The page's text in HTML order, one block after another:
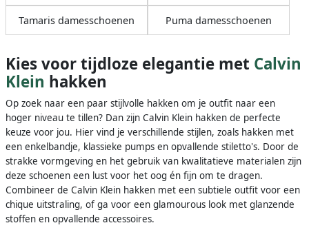
Tamaris damesschoenen Puma damesschoenen
Kies voor tijdloze elegantie met Calvin
Klein hakken
Op zoek naar een paar stijlvolle hakken om je outfit naar een
hoger niveau te tillen? Dan zijn Calvin Klein hakken de perfecte
keuze voor jou. Hier vind je verschillende stijlen, zoals hakken met
een enkelbandje, klassieke pumps en opvallende stiletto's. Door de
strakke vormgeving en het gebruik van kwalitatieve materialen zijn
deze schoenen een lust voor het oog én fijn om te dragen.
Combineer de Calvin Klein hakken met een subtiele outfit voor een
chique uitstraling, of ga voor een glamourous look met glanzende
stoffen en opvallende accessoires.